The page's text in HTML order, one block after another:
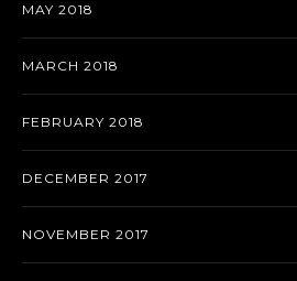
MAY 2018
MARCH 2018
FEBRUARY 2018
DECEMBER 2017
NOVEMBER 2017